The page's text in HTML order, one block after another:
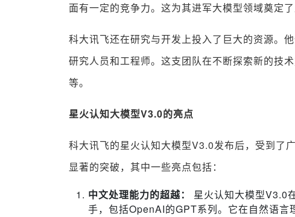
面有一定的竞争力。这为其进军大模型领域奠定了
科大讯飞还在研究与开发上投入了巨大的资源。
研究人员和工程师。这支团队在不断探索新的技
等。
星火认知大模型V3.0的亮点
科大讯飞的星火认知大模型V3.0发布后，受到了
显著的突破，其中一些亮点包括：
中文处理能力的超越：
星火认知大模型V3.0
手，包括OpenAI的GPT系列。它在自然语言